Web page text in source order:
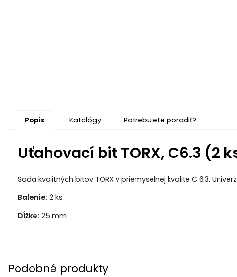
Popis Katalógy Potrebujete poradiť?
Uťahovací bit TORX, C6.3 (2
Sada kvalitných bitov TORX v priemyselnej kvalite C 6.3.
Balenie: 2 ks
Dĺžke: 25 mm
Podobné produkty